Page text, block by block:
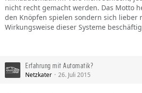
nicht recht gemacht werden. Das Motto
den Knöpfen spielen sondern sich lieber
Wirkungsweise dieser Systeme
Erfahrung mit Automatik?
Netzkater 26. Juli 2015